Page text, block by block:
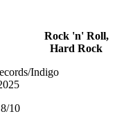
Rock 'n' Roll,
Hard Rock
Indigo
8/10